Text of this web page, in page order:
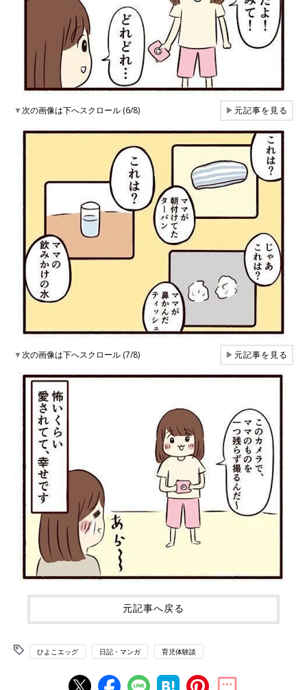
▼次の画像は下へスクロール (6/8) ▶元記事を見る
▼次の画像は下へスクロール (7/8) ▶元記事を見る
元記事へ戻る
ひよこエッグ 日記・マンガ 育児体験談